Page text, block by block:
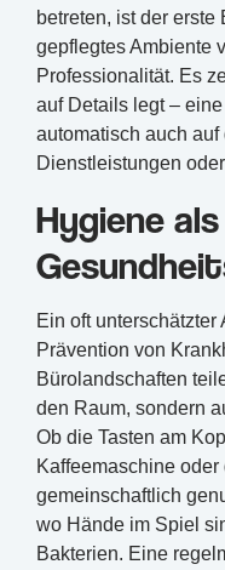
betreten, ist der
gepflegtes Ambiente
Professionalität. Es
auf Details legt –
automatisch auch
Dienstleistungen
Hygiene als
Ein oft
Prävention von
Bürolandschaften
den Raum, sondern
Ob die Tasten am
Kaffeemaschine oder
gemeinschaftlich
wo Hände im Spiel
Bakterien. Eine